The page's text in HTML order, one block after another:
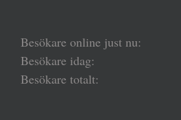
Besökare online just nu:
Besökare idag:
Besökare totalt: